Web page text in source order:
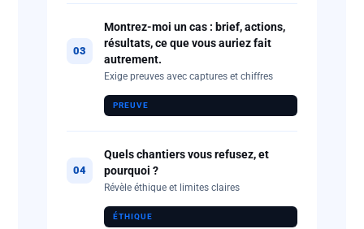
03
Montrez-moi un cas : brief, actions,
résultats, ce que vous auriez fait
autrement.
Exige preuves avec captures et chiffres
PREUVE
04
Quels chantiers vous refusez, et
pourquoi ?
Révèle éthique et limites claires
ÉTHIQUE